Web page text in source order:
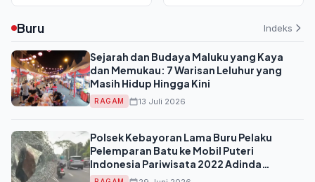
Buru Indeks
Sejarah dan Budaya Maluku yang Kaya
dan Memukau: 7 Warisan Leluhur yang
Masih Hidup Hingga Kini
RAGAM 13 Juli 2026
Polsek Kebayoran Lama Buru Pelaku
Pelemparan Batu ke Mobil Puteri
Indonesia Pariwisata 2022 Adinda
Cresheilla